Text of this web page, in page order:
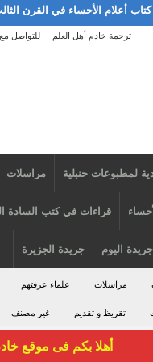
في القرن الثالث عشر
ترجمة خادم أهل العلم للتواصل
لمطبوعات حنبلية مراسلات
قراءات في كتب السادة
اليوم جريدة الجزيرة
مراسلات علماء عرفتهم
تقريظ و تقديم غير مصنف
أهلا بكم فى موقع